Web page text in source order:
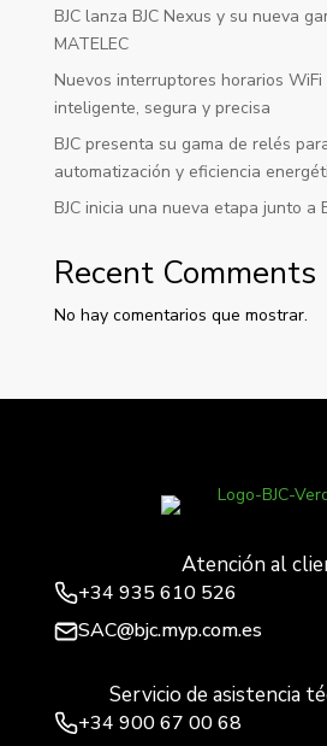
BJC lanza BJC Nexus y su nueva
MATELEC
Nuevos interruptores horarios WiFi
inteligente, segura y precisa
BJC presenta su gama de relés
automatización y eficiencia
BJC inicia una nueva etapa junto a
Recent Comments
No hay comentarios que mostrar.
Atención al
+34 935 610 526
SAC@bjc.myp.com.es
Servicio de asistencia
+34 900 67 00 68